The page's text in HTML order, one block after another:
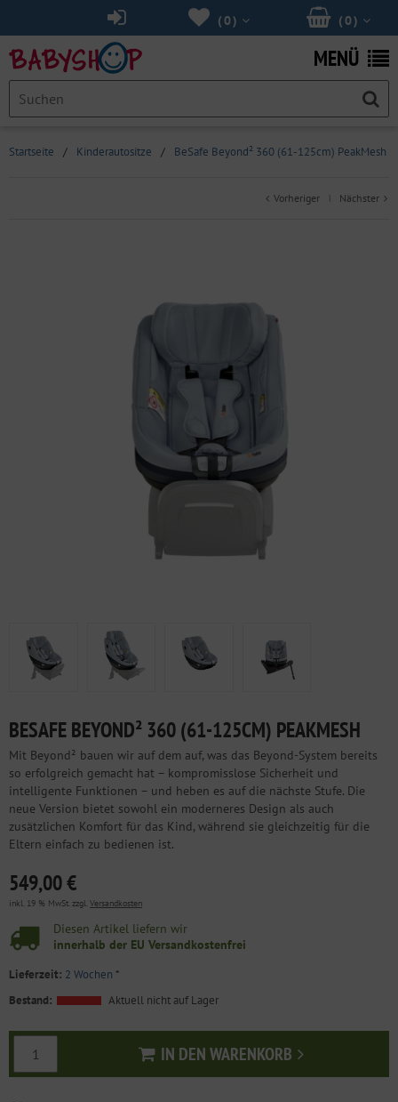
(0 )
(0 )
MENÜ
Startseite / Kinderautositze / BeSafe Beyond² 360 (61-125cm) PeakMesh
Vorheriger | Nächster
BESAFE BEYOND² 360 (61-125CM) PEAKMESH
Mit Beyond² bauen wir auf dem auf, was das Beyond-System bereits
so erfolgreich gemacht hat – kompromisslose Sicherheit und
intelligente Funktionen – und heben es auf die nächste Stufe. Die
neue Version bietet sowohl ein moderneres Design als auch
zusätzlichen Komfort für das Kind, während sie gleichzeitig für die
Eltern einfach zu bedienen ist.
549,00 €
inkl. 19 % MwSt. zzgl. Versandkosten
Diesen Artikel liefern wir
innerhalb der EU Versandkostenfrei
Lieferzeit: 2 Wochen *
Bestand:
Aktuell nicht auf Lager
IN DEN WARENKORB
In den Warenkorb